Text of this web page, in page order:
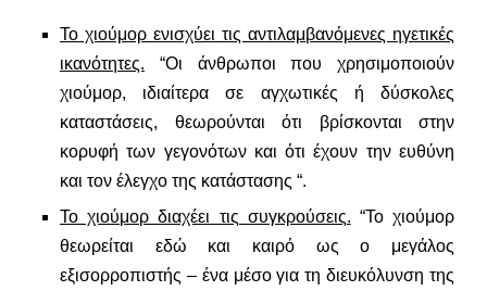
Το χιούμορ ενισχύει τις αντιλαμβανόμενες ηγετικές
ικανότητες. “Οι άνθρωποι που χρησιμοποιούν
χιούμορ, ιδιαίτερα σε αγχωτικές ή δύσκολες
καταστάσεις, θεωρούνται ότι βρίσκονται στην
κορυφή των γεγονότων και ότι έχουν την ευθύνη
και τον έλεγχο της κατάστασης “.
Το χιούμορ διαχέει τις συγκρούσεις. “Το χιούμορ
θεωρείται εδώ και καιρό ως ο μεγάλος
εξισορροπιστής – ένα μέσο για τη διευκόλυνση της